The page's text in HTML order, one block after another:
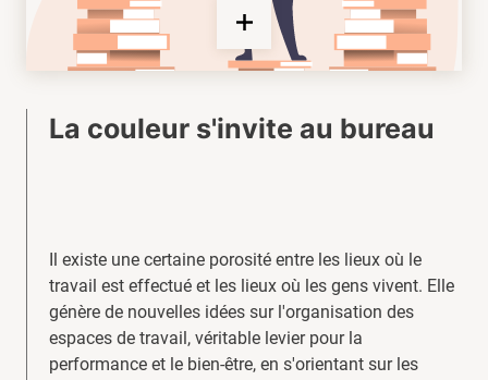
La couleur s'invite au bureau
Il existe une certaine porosité entre les lieux où le
travail est effectué et les lieux où les gens vivent. Elle
génère de nouvelles idées sur l'organisation des
espaces de travail, véritable levier pour la
performance et le bien-être, en s'orientant sur les